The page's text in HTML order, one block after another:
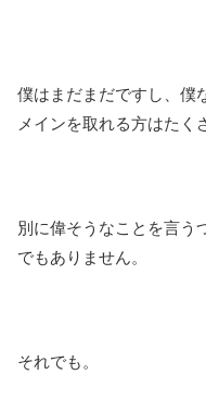
僕はまだまだですし、僕
メインを取れる方はたく
別に偉そうなことを言う
でもありません。
それでも。